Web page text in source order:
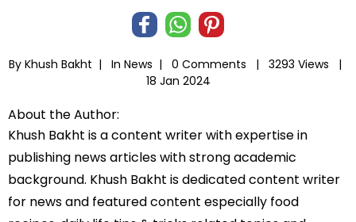
By Khush Bakht | In News | 0 Comments |
3293 Views |
18 Jan 2024
About the Author:
Khush Bakht is a content writer with expertise in
publishing news articles with strong academic
background. Khush Bakht is dedicated content writer
for news and featured content especially food